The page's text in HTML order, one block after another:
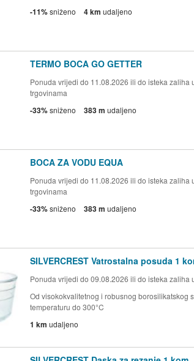
-11%sniženo 4 km udaljeno
TERMO BOCA GO GETTER
Ponuda vrijedi do 11.08.2026 ili do isteka zaliha
trgovinama
-33%sniženo 383 m udaljeno
BOCA ZA VODU EQUA
Ponuda vrijedi do 11.08.2026 ili do isteka zaliha
trgovinama
-33%sniženo 383 m udaljeno
SILVERCREST Vatrostalna posuda 1
Ponuda vrijedi do 09.08.2026 ili do isteka zaliha
Od visokokvalitetnog i robusnog borosilikatskog
temperaturu do 300°C
1 km udaljeno